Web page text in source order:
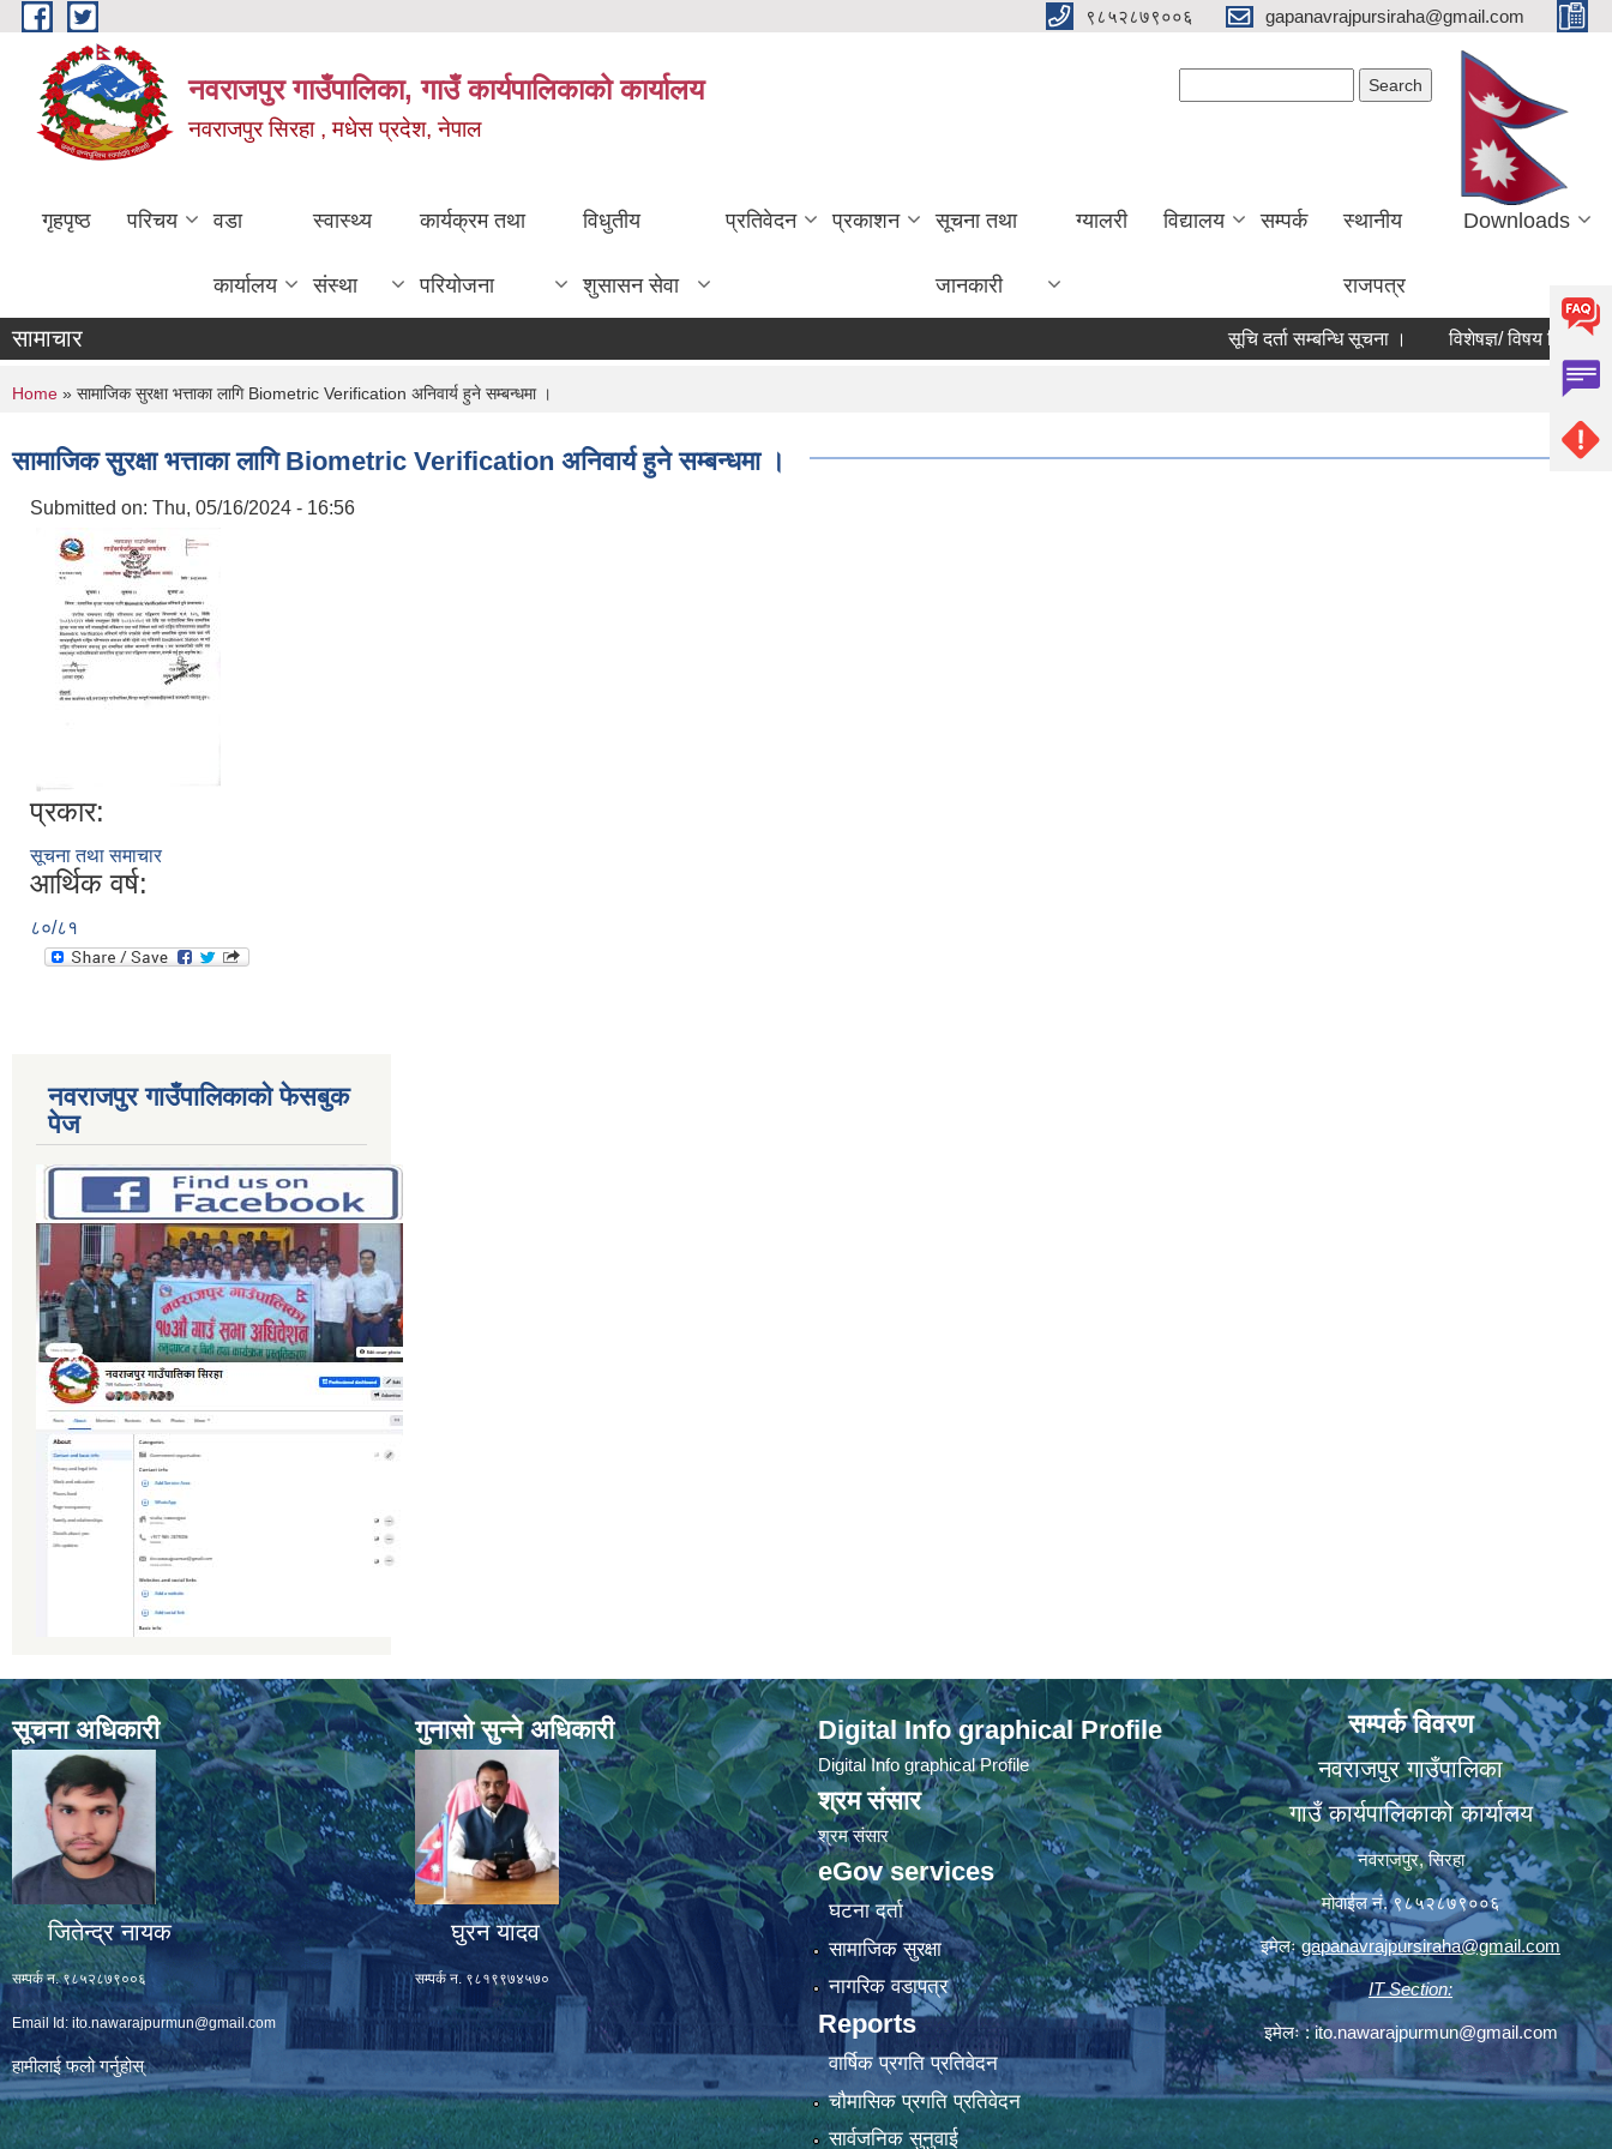
Skip to main content ९८५२८७९००६ gapanavrajpursiraha@gmail.com
नवराजपुर गाउँपालिका, गाउँ कार्यपालिकाको कार्यालय
नवराजपुर सिरहा , मधेस प्रदेश, नेपाल
गृहपृष्ठ परिचय वडा
कार्यालय
स्वास्थ्य
संस्था
कार्यक्रम तथा
परियोजना
विधुतीय
शुसासन सेवा
प्रतिवेदन प्रकाशन सूचना तथा
जानकारी
ग्यालरी विद्यालय सम्पर्क स्थानीय
राजपत्र
Downloads
सामाचार सूचि दर्ता सम्बन्धि सूचना । विशेषज्ञ/ विषय विशेषज्ञ
You are here
Home » सामाजिक सुरक्षा भत्ताका लागि Biometric Verification अनिवार्य हुने सम्बन्धमा ।
सामाजिक सुरक्षा भत्ताका लागि Biometric Verification अनिवार्य हुने सम्बन्धमा ।
Submitted on: Thu, 05/16/2024 - 16:56
प्रकार:
सूचना तथा समाचार
आर्थिक वर्ष:
८०/८१
नवराजपुर गाउँपालिकाको फेसबुक
पेज
सूचना अधिकारी
जितेन्द्र नायक
सम्पर्क न. ९८५२८७९००६
Email Id: ito.nawarajpurmun@gmail.com
हामीलाई फलो गर्नुहोस्
गुनासो सुन्ने अधिकारी
घुरन यादव
सम्पर्क न. ९८१९९७४५७०
Digital Info graphical Profile
Digital Info graphical Profile
श्रम संसार
श्रम संसार
eGov services
घटना दर्ता
सामाजिक सुरक्षा
नागरिक वडापत्र
Reports
वार्षिक प्रगति प्रतिवेदन
चौमासिक प्रगति प्रतिवेदन
सार्वजनिक सुनुवाई
सम्पर्क विवरण
नवराजपुर गाउँपालिका
गाउँ कार्यपालिकाको कार्यालय
नवराजपुर, सिरहा
मोवाईल नं. ९८५२८७९००६
इमेलःgapanavrajpursiraha@gmail.com
IT Section:
इमेलः :ito.nawarajpurmun@gmail.com